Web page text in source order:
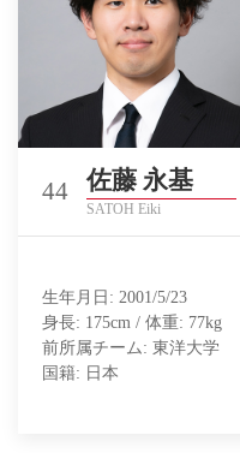
44 佐藤 永基
SATOH Eiki
生年月日: 2001/5/23
身長: 175cm / 体重: 77kg
前所属チーム: 東洋大学
国籍: 日本